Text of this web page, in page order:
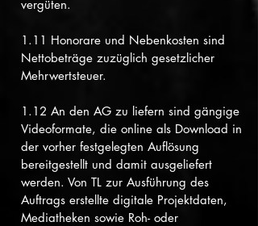
vergüten.
1.11 Honorare und Nebenkosten sind
Nettobeträge zuzüglich gesetzlicher
Mehrwertsteuer.
1.12 An den AG zu liefern sind gängige
Videoformate, die online als Download in
der vorher festgelegten Auflösung
bereitgestellt und damit ausgeliefert
werden. Von TL zur Ausführung des
Auftrags erstellte digitale Projektdaten,
Mediatheken sowie Roh- oder